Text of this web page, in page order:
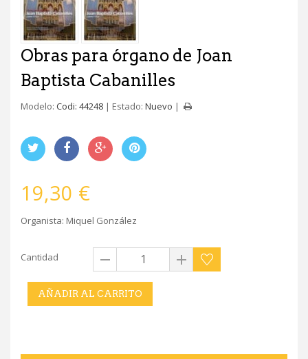
Obras para órgano de Joan
Baptista Cabanilles
Modelo: Codi: 44248 Estado: Nuevo
19,30 €
Organista: Miquel González
Cantidad
AÑADIR AL CARRITO